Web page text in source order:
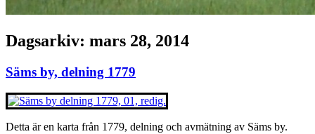
Dagsarkiv: mars 28, 2014
Säms by, delning 1779
Detta är en karta från 1779, delning och avmätning av Säms by.